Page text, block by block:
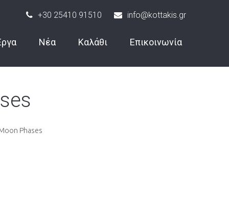
+30 25410 91510 info@kottakis.gr
Νέα Καλάθι Επικοινωνία
Moon Phases